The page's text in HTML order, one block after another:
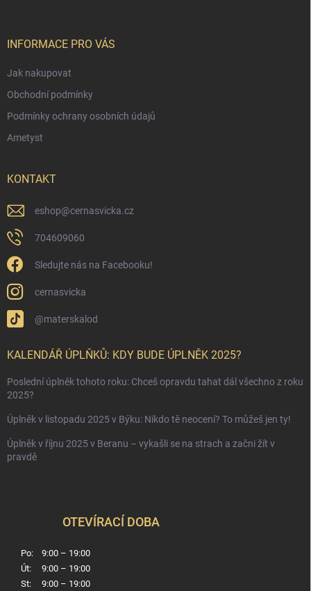
INFORMACE PRO VÁS
Jak nakupovat
Obchodní podmínky
Podmínky ochrany osobních údajů
Ametyst
KONTAKT
eshop@cernasvicka.cz
704609060
Sledujte nás na Facebooku!
cernasvicka
@materskalod
KALENDÁŘ ÚPLŇKŮ: KDY BUDE ÚPLNĚK 2025?
Poslední úplněk tohoto roku: Chceš opravdu tahat dál všechno z roku
2025?
Úplněk v listopadu 2025 v Býku: Nikdo tě neocení? To můžeš jen ty!
Úplněk v říjnu 2025 v Beranu – vykašli se na strach a začni žít v
pravdě
OTEVÍRACÍ DOBA
Po:
9:00 – 19:00
Út:
9:00 – 19:00
St:
9:00 – 19:00